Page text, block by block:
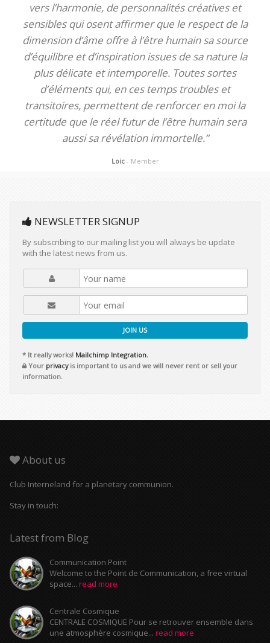
vers l’harmonie, de personnalités créatives et
sensibles qui osent affirmer que le respect de la
dimension d’âme offre à l’être humain sa source
d’équilibre et d’inspiration issues de sa nature la
plus délicate et intemporelle. Toutes sortes
d’éléments qui, en ces temps troubles et
transitoires, permettent de renforcer en moi la
certitude que le réel futur de l’être humain sera
aussi sa révélation immortelle.”
Loic - Member
NEWSLETTER SIGNUP
By subscribing to our mailing list you will always be update
with the latest news from us.
JOIN US
* It really works! Mailchimp Integration.
Your privacyis important to us and we will never rent or sell your
information.
About us
Club Interneland for a planetary communion.
Stay in touch:
Latest from Blog
Communication Point
Welcome to the Point de Communication, a free virtual
space... read more
Centrale Cosmique
CENTRALE COSMIQUE Pour se retrouver ensemble dans
une atmosphère cosmique... read more